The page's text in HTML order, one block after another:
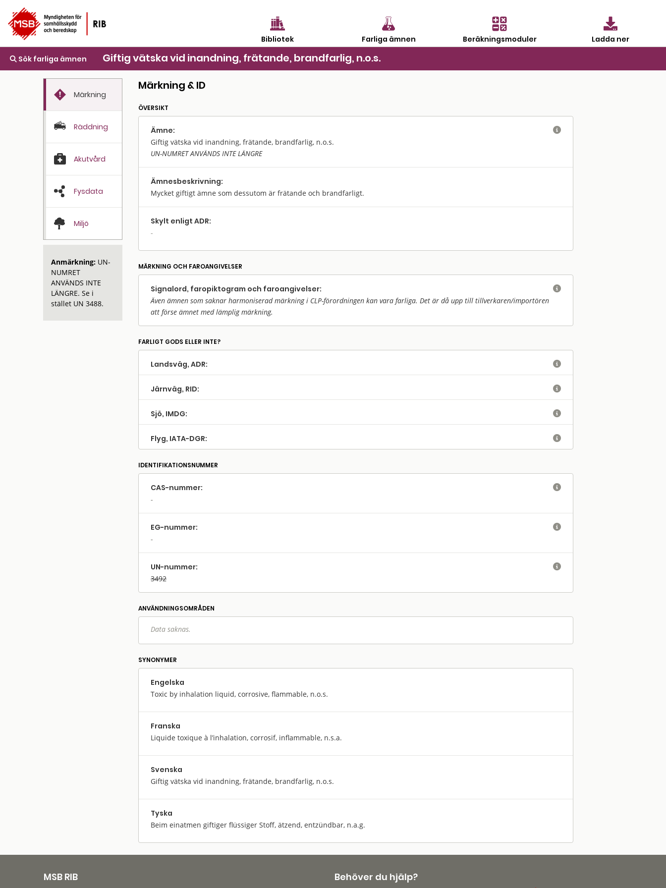
Bibliotek Farliga ämnen Beräkningsmoduler Ladda ner
Sök farliga ämnen Giftig vätska vid inandning, frätande, brandfarlig, n.o.s.
Märkning
Räddning
Akutvård
Fysdata
Miljö
Anmärkning: UN-
NUMRET
ANVÄNDS INTE
LÄNGRE. Se i
stället UN 3488.
Märkning & ID
ÖVERSIKT
Ämne:
Giftig vätska vid inandning, frätande, brandfarlig, n.o.s.
UN-NUMRET ANVÄNDS INTE LÄNGRE

Ämnes­beskrivning:
Mycket giftigt ämne som dessutom är frätande och brandfarligt.
Skylt enligt ADR:
-
MÄRKNING OCH FAROANGIVELSER
Signalord, faropiktogram och faroangivelser:
Även ämnen som saknar harmoniserad märkning i CLP-förordningen kan vara farliga. Det är då upp till tillverkaren/importören
att förse ämnet med lämplig märkning.

FARLIGT GODS ELLER INTE?
Landsväg, ADR: 
Järnväg, RID: 
Sjö, IMDG: 
Flyg, IATA-DGR: 
IDENTIFIKATIONSNUMMER
CAS-nummer: 
EG-nummer: 
UN-nummer:
3492

ANVÄNDNINGS­OMRÅDEN
Data saknas.
SYNONYMER
Engelska
Toxic by inhalation liquid, corrosive, flammable, n.o.s.
Franska
Liquide toxique à l’inhalation, corrosif, inflammable, n.s.a.
Svenska
Giftig vätska vid inandning, frätande, brandfarlig, n.o.s.
Tyska
Beim einatmen giftiger flüssiger Stoff, ätzend, entzündbar, n.a.g.
MSB RIB Behöver du hjälp?